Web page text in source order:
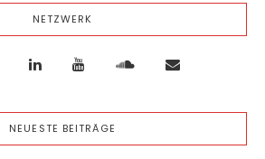
NETZWERK
NEUESTE BEITRÄGE